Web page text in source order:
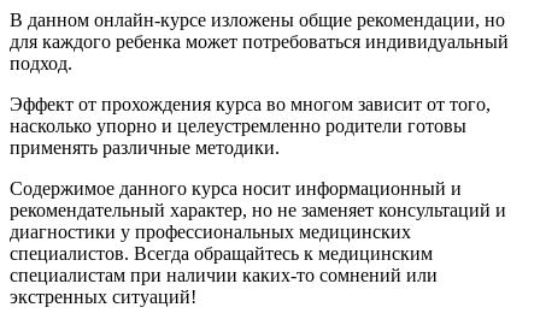
В данном онлайн-курсе изложены общие рекомендации, но
для каждого ребенка может потребоваться индивидуальный
подход.
Эффект от прохождения курса во многом зависит от того,
насколько упорно и целеустремленно родители готовы
применять различные методики.
Содержимое данного курса носит информационный и
рекомендательный характер, но не заменяет консультаций и
диагностики у профессиональных медицинских
специалистов. Всегда обращайтесь к медицинским
специалистам при наличии каких-то сомнений или
экстренных ситуаций!